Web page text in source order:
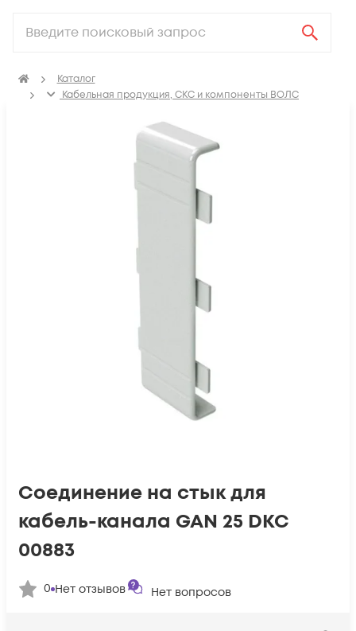
Каталог
Кабельная продукция, СКС и компоненты ВОЛС
ПВХ Кабель канал
Соединение на стык для кабель-канала
Соединение на стык для
кабель-канала GAN 25 DKC
00883
0 Нет отзывов Нет вопросов